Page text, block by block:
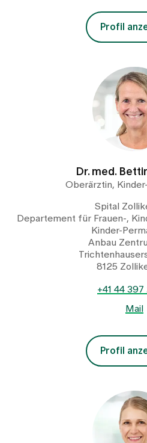
Profil
Dr. med.
Oberärztin,
Spital
Departement für Frauen-,
Kinder-
Anbau
8125
+41 44
Mail
Profil